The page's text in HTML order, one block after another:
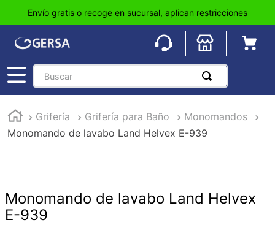
Envío gratis o recoge en sucursal, aplican restricciones
Buscar
Grifería Grifería para Baño
Monomandos
Monomando de lavabo Land Helvex E-939
Monomando de lavabo Land Helvex
E-939
1.
pisos
2.
loseta
5 .
lavabo